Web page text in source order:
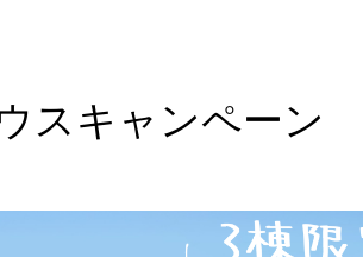
スキャンペーン